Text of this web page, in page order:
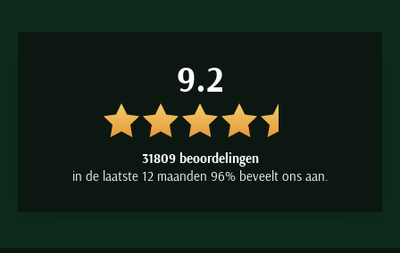
9.2
31809 beoordelingen
in de laatste 12 maanden 96% beveelt ons aan.